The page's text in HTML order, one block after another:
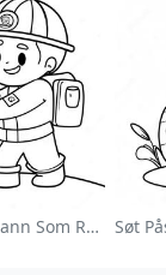
Modig Brannmann Som Redder En Katt Fargeleggingsside